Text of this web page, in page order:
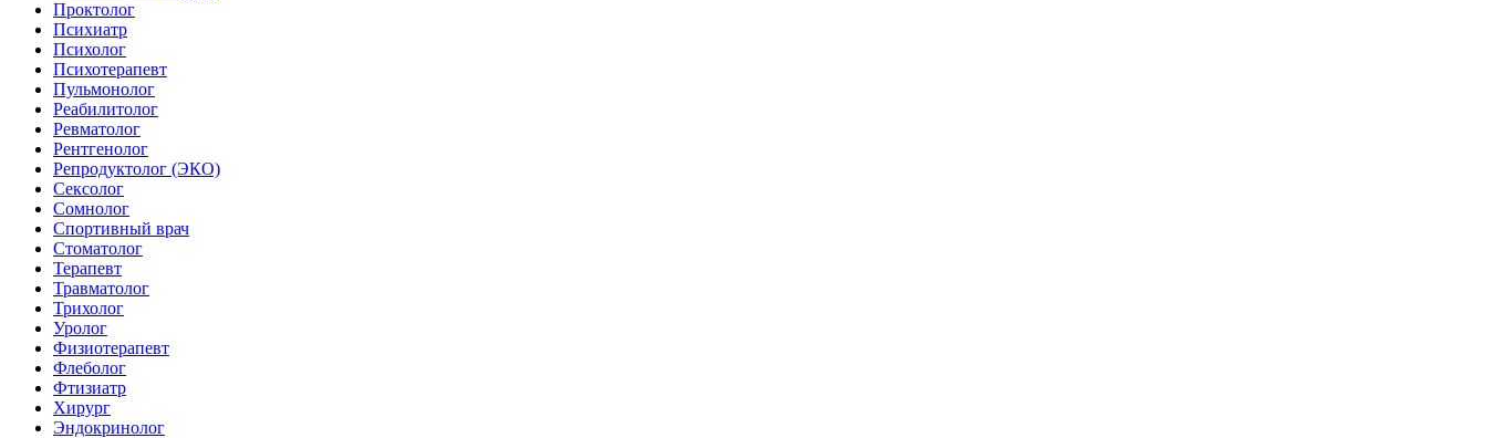
Проктолог
Психиатр
Психолог
Психотерапевт
Пульмонолог
Реабилитолог
Ревматолог
Рентгенолог
Репродуктолог (ЭКО)
Сексолог
Сомнолог
Спортивный врач
Стоматолог
Терапевт
Травматолог
Трихолог
Уролог
Физиотерапевт
Флеболог
Фтизиатр
Хирург
Эндокринолог